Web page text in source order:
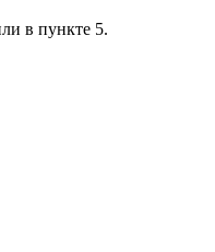
в пункте 5.